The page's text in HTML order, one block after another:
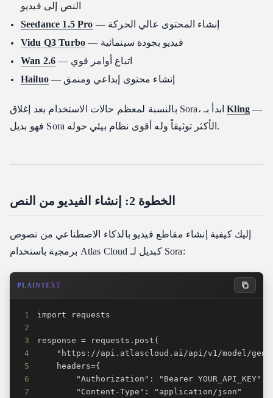
النص إلى فيديو
Seedance 1.5 Pro
— إنشاء المحتوى عالي الحركة
Vidu Q3 Turbo
— فيديو بجودة سينمائية
Wan 2.6
— اتباع أوامر قوي
Hailuo
— إنشاء محتوى إبداعي ومنمق
بالنسبة لمعظم حالات الاستخدام بعد إغلاق Sora، ابدأ بـKling —
فهو بديل Sora الأكثر توثيقاً وله أقوى نظام بيئي حوله.
الخطوة 2: إنشاء الفيديو من النص
إليك كيفية إنشاء مقاطع فيديو بالذكاء الاصطناعي من نصوص
برمجية باستخدام Atlas Cloud كبديل لـ Sora:
PLAINTEXT
1
2
3
4
5
6
7